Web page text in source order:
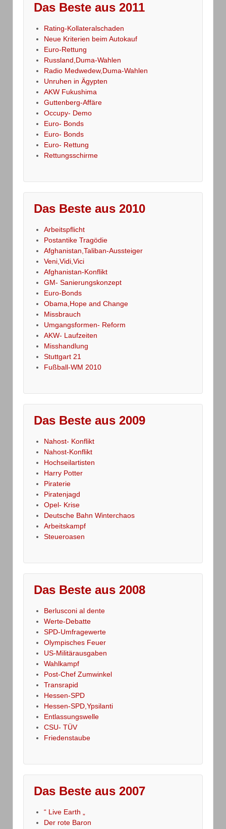
Das Beste aus 2011
Rating-Kollateralschaden
Neue Kriterien beim Autokauf
Euro-Rettung
Russland,Duma-Wahlen
Radio Medwedew,Duma-Wahlen
Unruhen in Ägypten
AKW Fukushima
Guttenberg-Affäre
Occupy- Demo
Euro- Bonds
Euro- Bonds
Euro- Rettung
Rettungsschirme
Das Beste aus 2010
Arbeitspflicht
Postantike Tragödie
Afghanistan,Taliban-Aussteiger
Veni,Vidi,Vici
Afghanistan-Konflikt
GM- Sanierungskonzept
Euro-Bonds
Obama,Hope and Change
Missbrauch
Umgangsformen- Reform
AKW- Laufzeiten
Misshandlung
Stuttgart 21
Fußball-WM 2010
Das Beste aus 2009
Nahost- Konflikt
Nahost-Konflikt
Hochseilartisten
Harry Potter
Piraterie
Piratenjagd
Opel- Krise
Deutsche Bahn Winterchaos
Arbeitskampf
Steueroasen
Das Beste aus 2008
Berlusconi al dente
Werte-Debatte
SPD-Umfragewerte
Olympisches Feuer
US-Militärausgaben
Wahlkampf
Post-Chef Zumwinkel
Transrapid
Hessen-SPD
Hessen-SPD,Ypsilanti
Entlassungswelle
CSU- TÜV
Friedenstaube
Das Beste aus 2007
“ Live Earth „
Der rote Baron